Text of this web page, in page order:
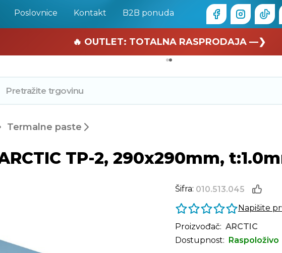
Poslovnice Kontakt B2B ponuda
🏄 Zaslužuješ odmor —❯
🔥 OUTLET: TOTALNA RASPRODAJA —❯
Termalne paste
TP-2, 290x290mm,
Šifra: 010.513.045
Napišite
Proizvođač: ARCTIC
Dostupnost: Raspoloživo